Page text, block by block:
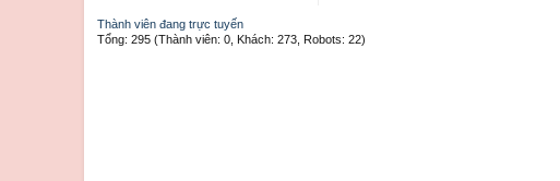
Thành viên đang trực tuyến
Tổng: 295 (Thành viên: 0, Khách: 273, Robots: 22)